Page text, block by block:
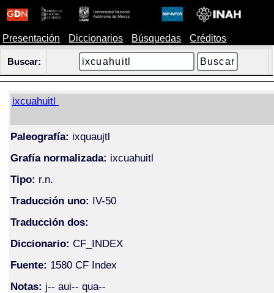
Presentación Diccionarios Búsquedas Créditos
Buscar:
ixcuahuitl
Paleografía: ixquaujtl
Grafía normalizada: ixcuahuitl
Tipo: r.n.
Traducción uno: IV-50
Traducción dos:
Diccionario: CF_INDEX
Fuente: 1580 CF Index
Notas: j-- aui-- qua--